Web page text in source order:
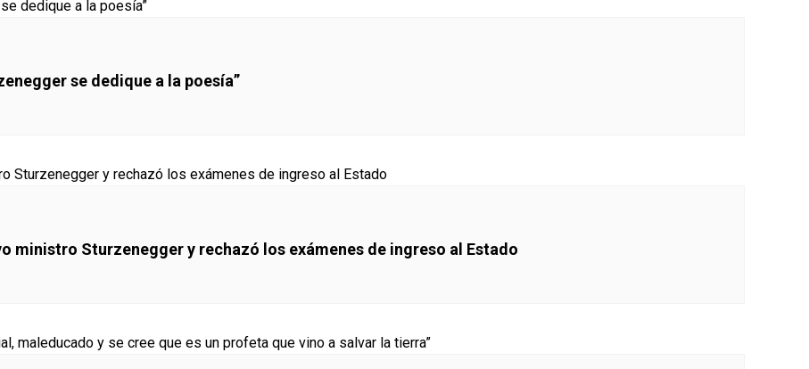
se dedique a la poesía”
ministro Sturzenegger y rechazó los exámenes de ingreso al Estado